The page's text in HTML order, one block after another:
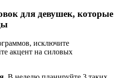
для девушек, которые
исключите
акцент на силовых